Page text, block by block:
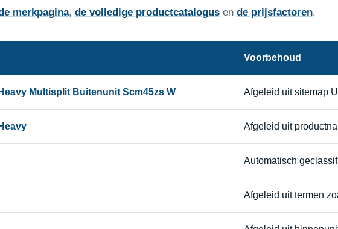
merkpagina, de volledige productcatalogusen de prijsfactoren.
Voorbehoud
Multisplit Buitenunit Scm45zs W Afgeleid uit sitemap
Afgeleid uit
Automatisch
Afgeleid uit termen